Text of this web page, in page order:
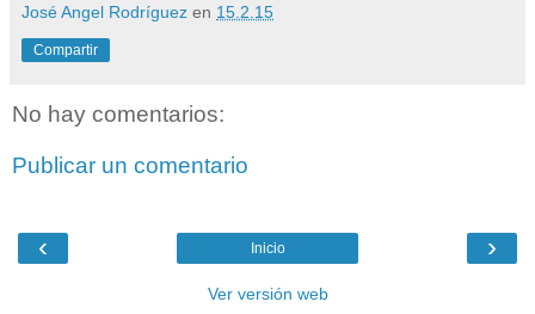
José Angel Rodríguez en 15.2.15
Compartir
No hay comentarios:
Publicar un comentario
‹ ›
Inicio
Ver versión web